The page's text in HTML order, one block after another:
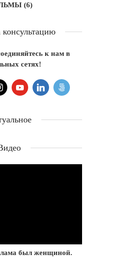
(6)
консультацию
к нам в
сетях!
был женщиной.